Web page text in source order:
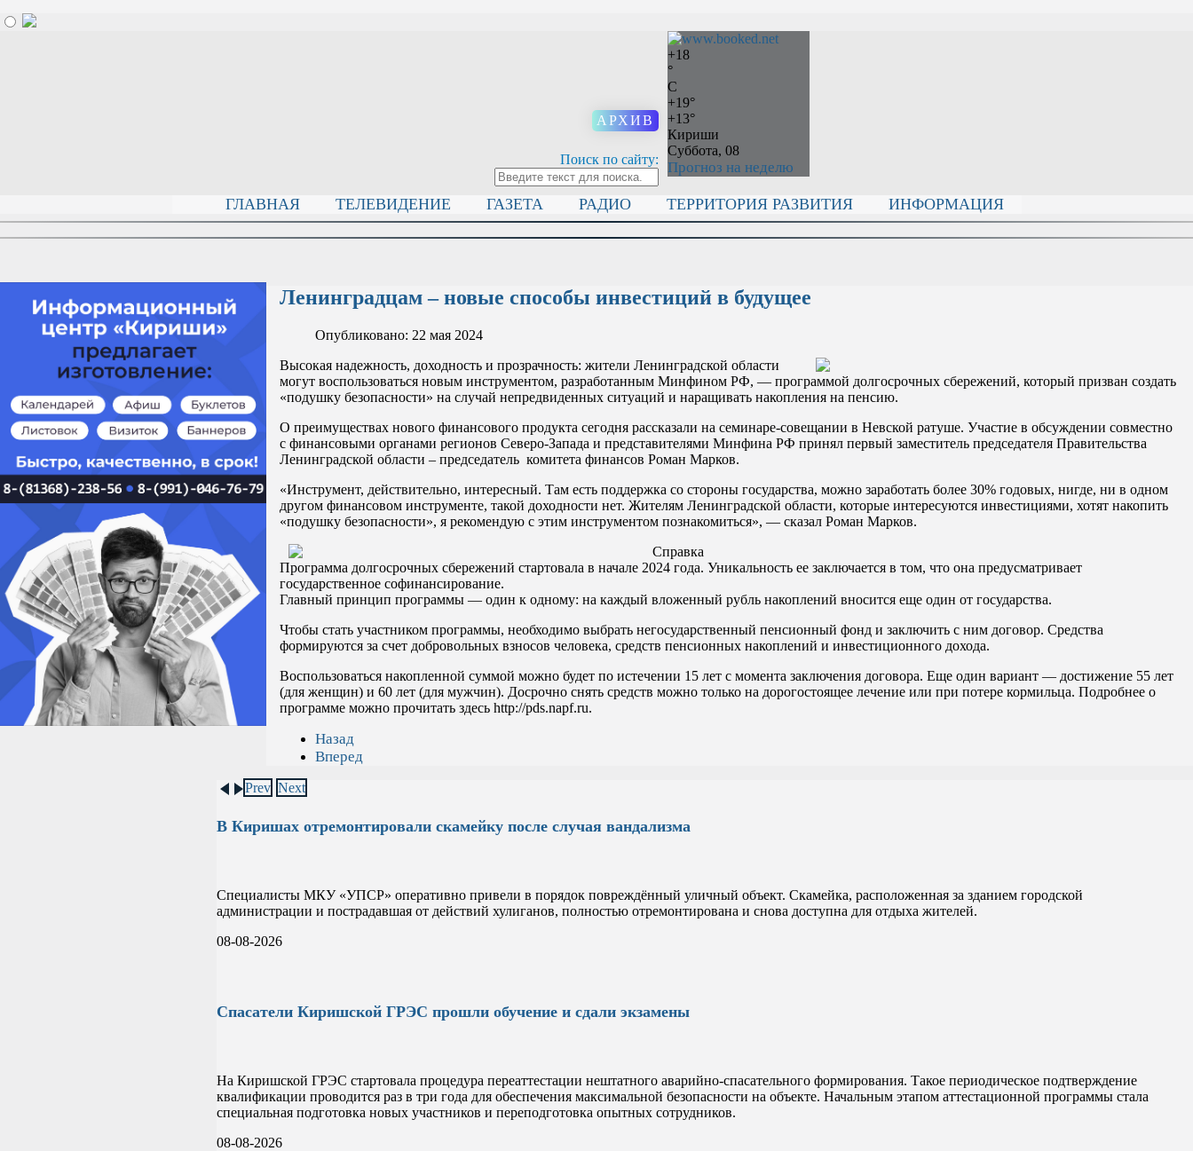
АРХИВ
Поиск по сайту:
+18
°
C
+19°
+13°
Кириши
Суббота, 08
Прогноз на неделю
ГЛАВНАЯ ТЕЛЕВИДЕНИЕ ГАЗЕТА РАДИО ТЕРРИТОРИЯ РАЗВИТИЯ ИНФОРМАЦИЯ
Ленинградцам – новые способы инвестиций в будущее
Опубликовано: 22 мая 2024
Высокая надежность, доходность и прозрачность: жители Ленинградской области
могут воспользоваться новым инструментом, разработанным Минфином РФ, — программой долгосрочных сбережений, который призван создать
«подушку безопасности» на случай непредвиденных ситуаций и наращивать накопления на пенсию.
О преимуществах нового финансового продукта сегодня рассказали на семинаре-совещании в Невской ратуше. Участие в обсуждении совместно
с финансовыми органами регионов Северо-Запада и представителями Минфина РФ принял первый заместитель председателя Правительства
Ленинградской области – председатель комитета финансов Роман Марков.
«Инструмент, действительно, интересный. Там есть поддержка со стороны государства, можно заработать более 30% годовых, нигде, ни в одном
другом финансовом инструменте, такой доходности нет. Жителям Ленинградской области, которые интересуются инвестициями, хотят накопить
«подушку безопасности», я рекомендую с этим инструментом познакомиться», — сказал Роман Марков.
Справка
Программа долгосрочных сбережений стартовала в начале 2024 года. Уникальность ее заключается в том, что она предусматривает
государственное софинансирование.
Главный принцип программы — один к одному: на каждый вложенный рубль накоплений вносится еще один от государства.
Чтобы стать участником программы, необходимо выбрать негосударственный пенсионный фонд и заключить с ним договор. Средства
формируются за счет добровольных взносов человека, средств пенсионных накоплений и инвестиционного дохода.
Воспользоваться накопленной суммой можно будет по истечении 15 лет с момента заключения договора. Еще один вариант — достижение 55 лет
(для женщин) и 60 лет (для мужчин). Досрочно снять средств можно только на дорогостоящее лечение или при потере кормильца. Подробнее о
программе можно прочитать здесь http://pds.napf.ru.
Назад
Вперед
Prev Next
В Киришах отремонтировали скамейку после случая вандализма
Специалисты МКУ «УПСР» оперативно привели в порядок повреждённый уличный объект. Скамейка, расположенная за зданием городской
администрации и пострадавшая от действий хулиганов, полностью отремонтирована и снова доступна для отдыха жителей.
08-08-2026
Спасатели Киришской ГРЭС прошли обучение и сдали экзамены
На Киришской ГРЭС стартовала процедура переаттестации нештатного аварийно-спасательного формирования. Такое периодическое подтверждение
квалификации проводится раз в три года для обеспечения максимальной безопасности на объекте. Начальным этапом аттестационной программы стала
специальная подготовка новых участников и переподготовка опытных сотрудников.
08-08-2026